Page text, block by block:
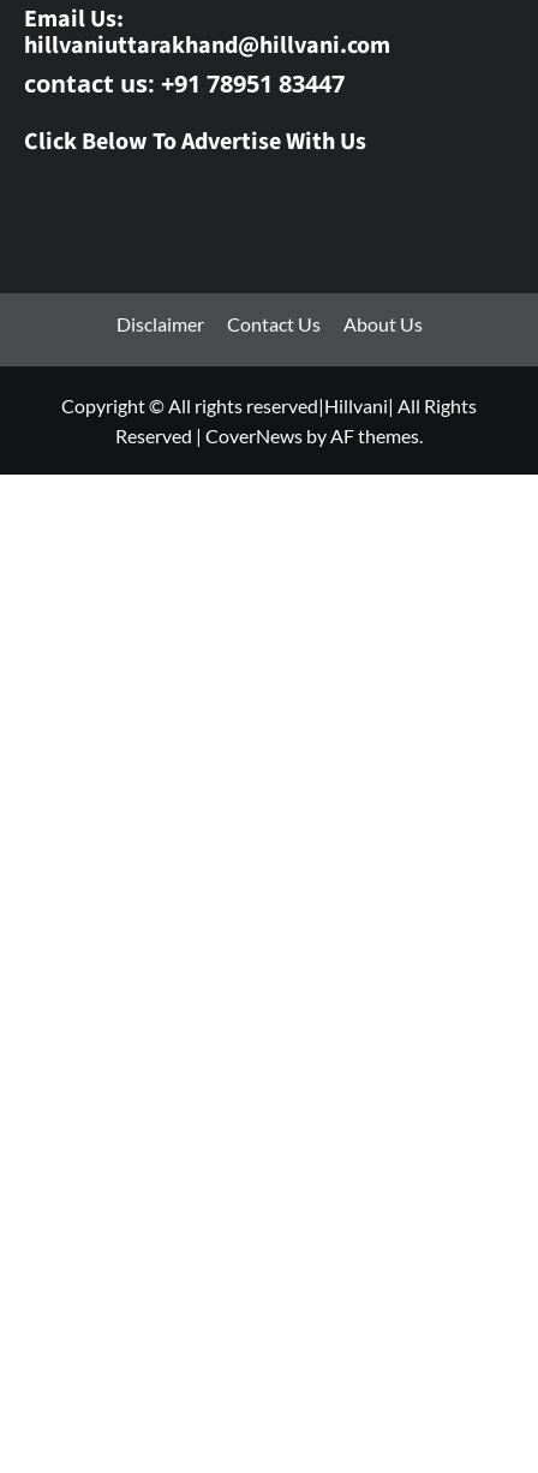
Email Us:
hillvaniuttarakhand@hillvani.com
contact us: +91 78951 83447
Click Below To Advertise With Us
Disclaimer Contact Us About Us
Copyright © All rights reserved|Hillvani| All Rights
Reserved | CoverNews by AF themes.